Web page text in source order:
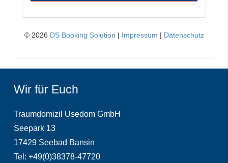
Wir für Euch
Traumdomizil Usedom GmbH
Seepark 13
17429 Seebad Bansin
Tel: +49(0)38378-47720